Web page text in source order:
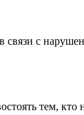
с
тем, кто